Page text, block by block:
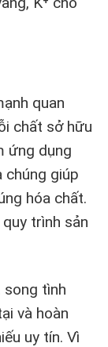
quan
chất sở hữu
ứng dụng
chúng giúp
hóa chất.
trình sản
song tình
và hoàn
uy tín. Vì